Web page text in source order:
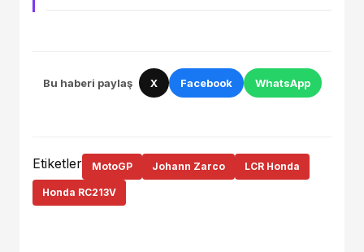
Bu haberi paylaş X Facebook WhatsApp
Etiketler MotoGP Johann Zarco LCR Honda
Honda RC213V